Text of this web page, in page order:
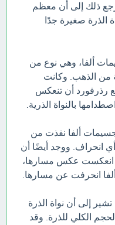
ذلك إلى أن معظم
الذرة صغيرة جدًا
ألفا، وهي نوع من
من الذهب. وكانت
رذرفورد أن تنعكس
بالنواة الذرية.
ألفا نفذت من
انحراف. ووجد أيضًا أن
انعكست عكس مسارها،
انحرفت عن مسارها.
تشير إلى أن نواة الذرة
الكلي للذرة. وقد